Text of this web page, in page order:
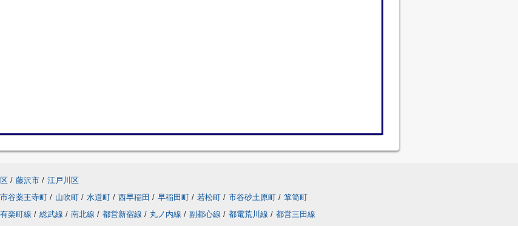
/ 藤沢市 / 江戸川区
市谷薬王寺町 / 山吹町 / 水道町 / 西早稲田 / 早稲田町 / 若松町 / 市谷砂土原町 / 箪笥町
有楽町線 / 総武線 / 南北線 / 都営新宿線 / 丸ノ内線 / 副都心線 / 都電荒川線 / 都営三田線